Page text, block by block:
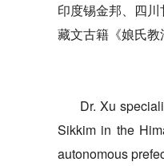
印度锡金邦、四
藏文古籍《娘氏教
Dr. Xu
Sikkim in the
autonomous